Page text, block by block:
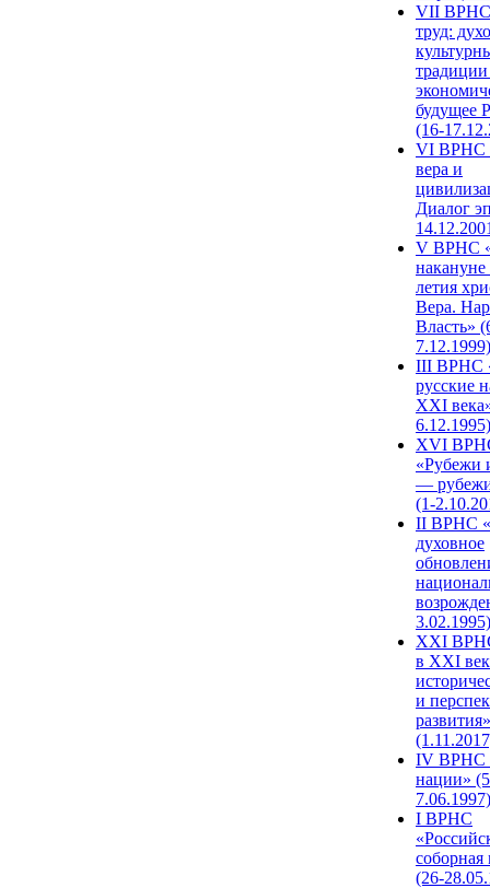
VII ВРНС
труд:
будущее
(16-
VI ВРНС
вера и
Диалог
V ВРНС
накануне
летия
Вера.
Власть»
7.12.1999)
III ВРНС
русские
XXI
6.12.1995)
XVI
«Рубежи
—
(1-
II ВРНС
духовное
3.02.1995)
XХI
в XXI
и
развития»
IV ВРНС
нации»
7.06.1997)
I ВРНС
(26-